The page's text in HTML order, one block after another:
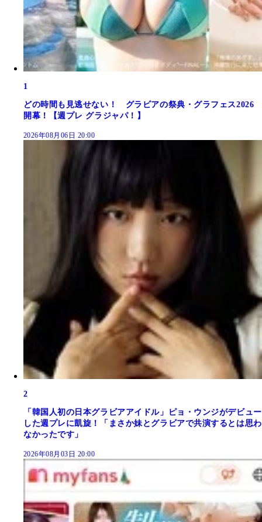
1
どの時間も見逃せない！ グラビアの祭典・グラフェス2026
開幕！【週プレ グラジャパ！】
2026年08月06日 20:00
2
「韓国人初の日本グラビアアイドル」ピョ・ウンジがデビュー
した週プレに凱旋！「まさか妹とグラビアで共演するとは思わ
なかったです」
2026年08月03日 20:00